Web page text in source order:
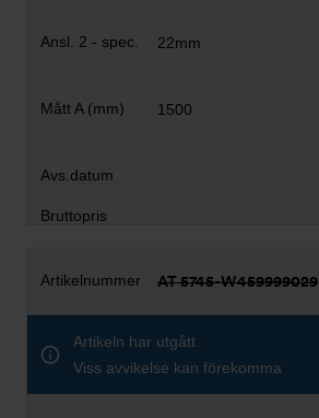
22mm
1500
AT 5745-W459999029
Artikeln har utgått
Viss avvikelse kan förekomma